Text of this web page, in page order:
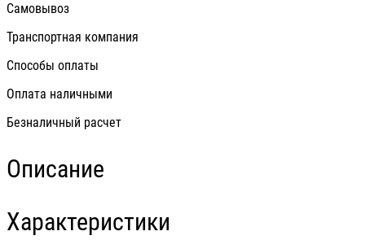
Самовывоз
Транспортная компания
Способы оплаты
Оплата наличными
Безналичный расчет
Описание
Характеристики